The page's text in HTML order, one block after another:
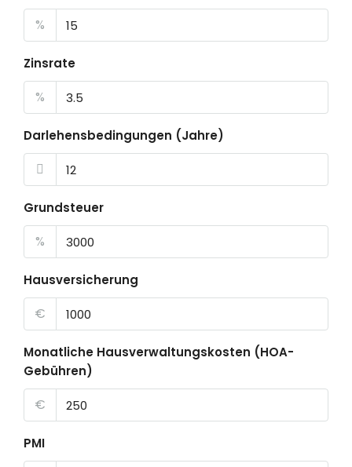
%
Zinsrate
%
Darlehensbedingungen (Jahre)
Grundsteuer
%
Hausversicherung
€
Monatliche Hausverwaltungskosten (HOA-
Gebühren)
€
PMI